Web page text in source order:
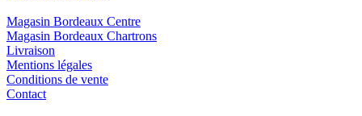
Magasin Bordeaux Centre
Magasin Bordeaux Chartrons
Livraison
Mentions légales
Conditions de vente
Contact